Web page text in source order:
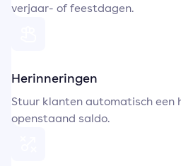
verjaar- of feestdagen.
Herinneringen
Stuur klanten automatisch een
openstaand saldo.